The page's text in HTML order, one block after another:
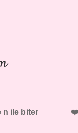
n ile biter